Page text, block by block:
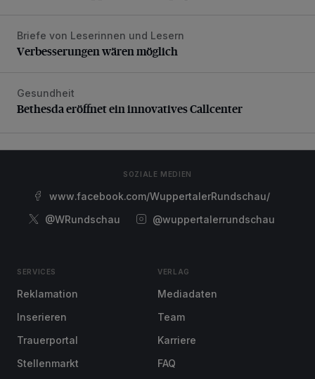
Verbesserungen wären möglich
Briefe von Leserinnen und Lesern
Verbesserungen wären möglich
Bethesda eröffnet ein innovatives Callcenter
Gesundheit
Bethesda eröffnet ein innovatives Callcenter
SOZIALE MEDIEN
www.facebook.com/WuppertalerRundschau/
@WRundschau
@wuppertalerrundschau
SERVICES
Reklamation
Inserieren
Trauerportal
Stellenmarkt
VERLAG
Mediadaten
Team
Karriere
FAQ